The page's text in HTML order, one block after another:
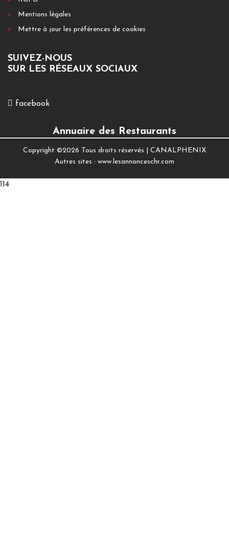
Mentions légales
Mettre à jour les préférences de cookies
SUIVEZ-NOUS
SUR LES RÉSEAUX SOCIAUX
facebook
Annuaire des Restaurants
Copyright ©2026 Tous droits réservés | CANALPHENIX
Autres sites : www.lesannonceschr.com
114